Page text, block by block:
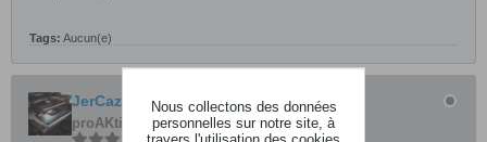
Tags: Aucun(e)
JerCaz
proAKtif
Nous collectons des données
personnelles sur notre site, à
travers l'utilisation des cookies